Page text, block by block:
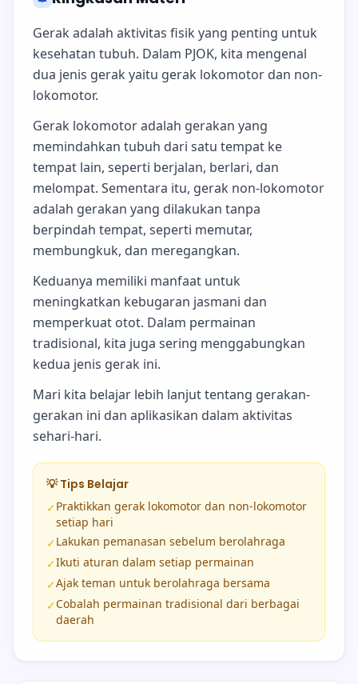
Gerak adalah aktivitas fisik yang penting untuk
kesehatan tubuh. Dalam PJOK, kita mengenal
dua jenis gerak yaitu gerak lokomotor dan non-
lokomotor.
Gerak lokomotor adalah gerakan yang
memindahkan tubuh dari satu tempat ke
tempat lain, seperti berjalan, berlari, dan
melompat. Sementara itu, gerak non-lokomotor
adalah gerakan yang dilakukan tanpa
berpindah tempat, seperti memutar,
membungkuk, dan meregangkan.
Keduanya memiliki manfaat untuk
meningkatkan kebugaran jasmani dan
memperkuat otot. Dalam permainan
tradisional, kita juga sering menggabungkan
kedua jenis gerak ini.
Mari kita belajar lebih lanjut tentang gerakan-
gerakan ini dan aplikasikan dalam aktivitas
sehari-hari.
💡 Tips Belajar
✓Praktikkan gerak lokomotor dan non-lokomotor
setiap hari
✓Lakukan pemanasan sebelum berolahraga
✓Ikuti aturan dalam setiap permainan
✓Ajak teman untuk berolahraga bersama
✓Cobalah permainan tradisional dari berbagai
daerah